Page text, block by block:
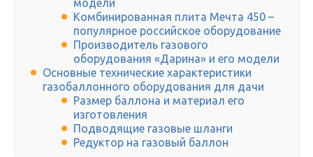
модели
Комбинированная плита Мечта 450 –
популярное российское оборудование
Производитель газового
оборудования «Дарина» и его модели
Основные технические характеристики
газобаллонного оборудования для дачи
Размер баллона и материал его
изготовления
Подводящие газовые шланги
Редуктор на газовый баллон